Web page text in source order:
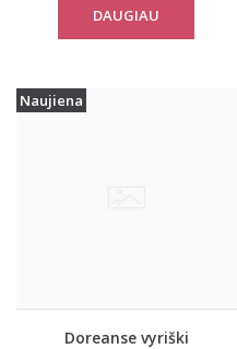
DAUGIAU
Naujiena
Doreanse vyriški